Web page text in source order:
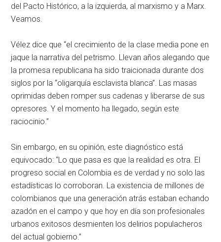
del Pacto Histórico, a la izquierda, al marxismo y a Marx.
Veamos.
Vélez dice que “el crecimiento de la clase media pone en
jaque la narrativa del petrismo. Llevan años alegando que
la promesa republicana ha sido traicionada durante dos
siglos por la “oligarquía esclavista blanca”. Las masas
oprimidas deben romper sus cadenas y liberarse de sus
opresores. Y el momento ha llegado, según este
raciocinio.”
Sin embargo, en su opinión, este diagnóstico está
equivocado: “Lo que pasa es que la realidad es otra. El
progreso social en Colombia es de verdad y no solo las
estadísticas lo corroboran. La existencia de millones de
colombianos que una generación atrás estaban echando
azadón en el campo y que hoy en día son profesionales
urbanos exitosos desmienten los delirios populacheros
del actual gobierno.”